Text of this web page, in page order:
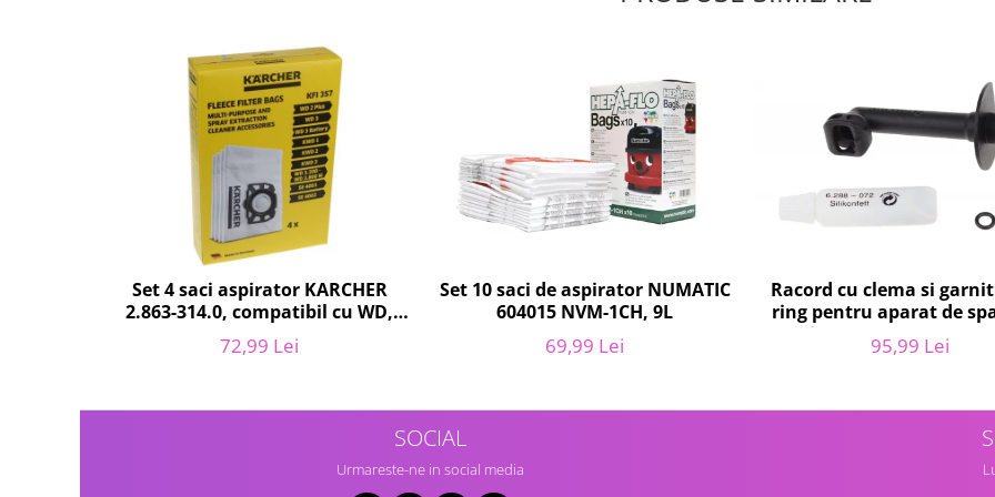
Cutii, curele si accesorii ceasuri
Genti si accesorii barbati
Genti si accesorii femei
Imbracaminte barbati
Set 4 saci aspirator KARCHER
2.863-314.0, compatibil cu WD,
KWD, SE
72,99 Lei
Set 10 saci de aspirator NUMATIC
604015 NVM-1CH, 9L
69,99 Lei
Racord cu clema si
ring pentru aparat de
presiune, KARCHER
K2, K3, K4
95,99 Lei
SOCIAL
Urmareste-ne in social media